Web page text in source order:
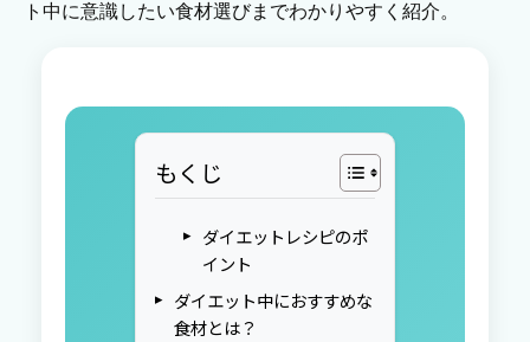
ト中に意識したい食材選びまでわかりやすく紹介。
もくじ
ダイエットレシピのポ
イント
ダイエット中におすすめな
食材とは？